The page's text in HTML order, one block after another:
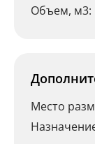
Объем, м3:
Место